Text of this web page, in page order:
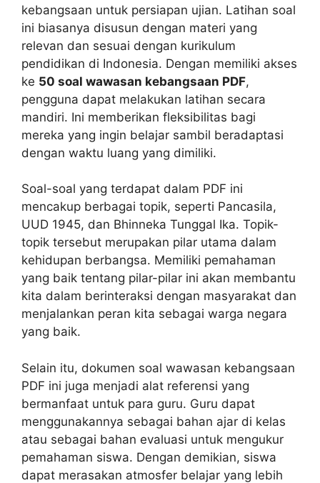
kebangsaan untuk persiapan ujian. Latihan soal
ini biasanya disusun dengan materi yang
relevan dan sesuai dengan kurikulum
pendidikan di Indonesia. Dengan memiliki akses
ke 50 soal wawasan kebangsaan PDF,
pengguna dapat melakukan latihan secara
mandiri. Ini memberikan fleksibilitas bagi
mereka yang ingin belajar sambil beradaptasi
dengan waktu luang yang dimiliki.
Soal-soal yang terdapat dalam PDF ini
mencakup berbagai topik, seperti Pancasila,
UUD 1945, dan Bhinneka Tunggal Ika. Topik-
topik tersebut merupakan pilar utama dalam
kehidupan berbangsa. Memiliki pemahaman
yang baik tentang pilar-pilar ini akan membantu
kita dalam berinteraksi dengan masyarakat dan
menjalankan peran kita sebagai warga negara
yang baik.
Selain itu, dokumen soal wawasan kebangsaan
PDF ini juga menjadi alat referensi yang
bermanfaat untuk para guru. Guru dapat
menggunakannya sebagai bahan ajar di kelas
atau sebagai bahan evaluasi untuk mengukur
pemahaman siswa. Dengan demikian, siswa
dapat merasakan atmosfer belajar yang lebih